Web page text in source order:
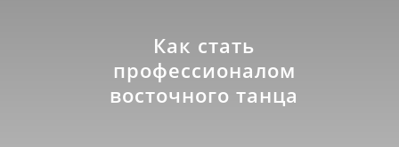
Как стать
профессионалом
восточного танца